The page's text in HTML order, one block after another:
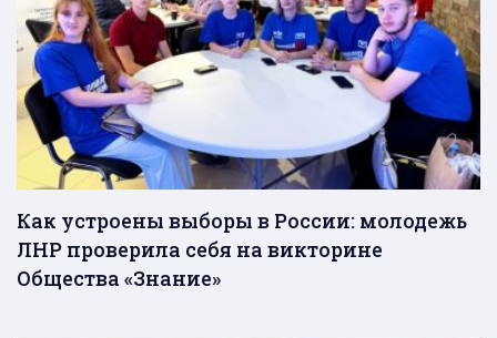
Как устроены выборы в России: молодежь
ЛНР проверила себя на викторине
Общества «Знание»